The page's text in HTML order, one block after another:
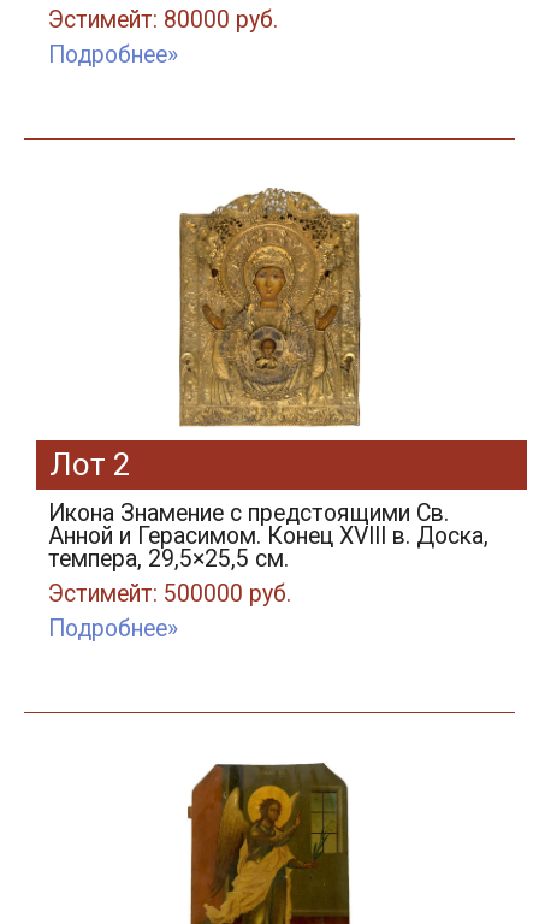
Эстимейт: 80000 руб.
Подробнее»
Лот 2
Икона Знамение с предстоящими Св.
Анной и Герасимом. Конец XVIII в. Доска,
темпера, 29,5×25,5 см.
Эстимейт: 500000 руб.
Подробнее»